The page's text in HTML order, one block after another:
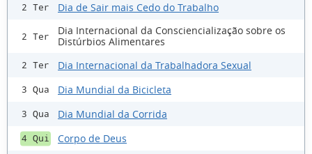
2 Ter Dia de Sair mais Cedo do Trabalho
2 Ter
Dia Internacional da Consciencialização sobre os
Distúrbios Alimentares
2 Ter Dia Internacional da Trabalhadora Sexual
3 Qua Dia Mundial da Bicicleta
3 Qua Dia Mundial da Corrida
4 Qui Corpo de Deus